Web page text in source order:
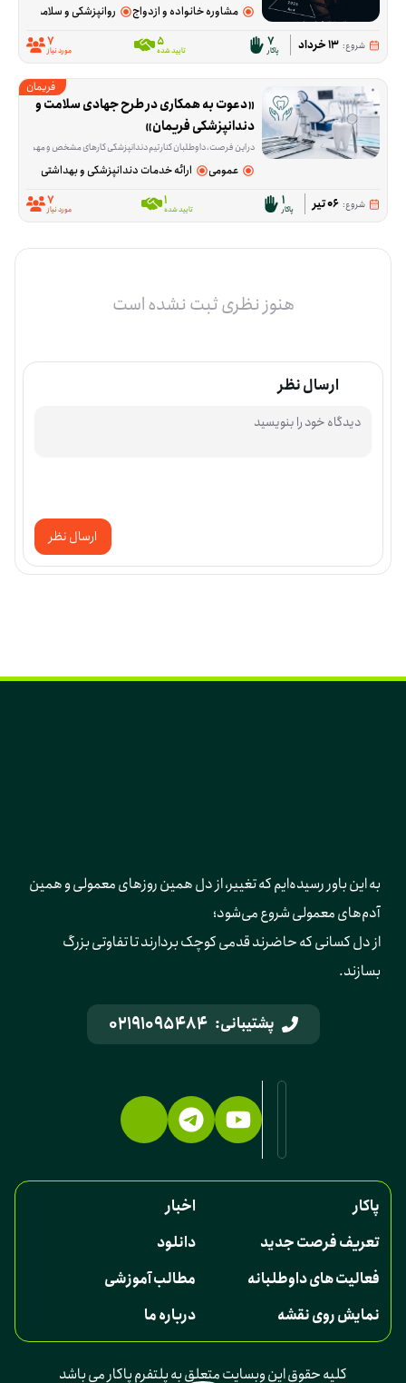
مشاوره خانواده و ازدواج روانپزشکی و سلامت روان
شروع: 13 خرداد 7
پاکار 5
تایید شده 7
مورد نیاز
فریمان
«دعوت به همکاری در طرح جهادی سلامت و
دندانپزشکی فریمان»
در این فرصت، داوطلبان کنار تیم دندانپزشکی کارهای مشخص و مهمی را پیش می‌برند؛ از آماده‌سازی و ضدعفونی تجهیزات و آماده کردن مواد مصرفی گرفته تا پذیرش و
عمومی ارائه خدمات دندانپزشکی و بهداشتی
شروع: 06 تیر 1پاکار 1تایید شده 7
مورد نیاز
هنوز نظری ثبت نشده است
ارسال نظر
ارسال نظر
به این باور رسیده‌ایم که تغییر، از دل همین روزهای معمولی و همین
آدم‌های معمولی شروع می‌شود؛
از دل کسانی که حاضرند قدمی کوچک بردارند تا تفاوتی بزرگ
بسازند.
پشتیبانی: 02191095484
پاکار
اخبار
تعریف فرصت جدید
دانلود
فعالیت های داوطلبانه
مطالب آموزشی
نمایش روی نقشه
درباره ما
کلیه حقوق این وبسایت متعلق به پلتفرم پاکار می باشد